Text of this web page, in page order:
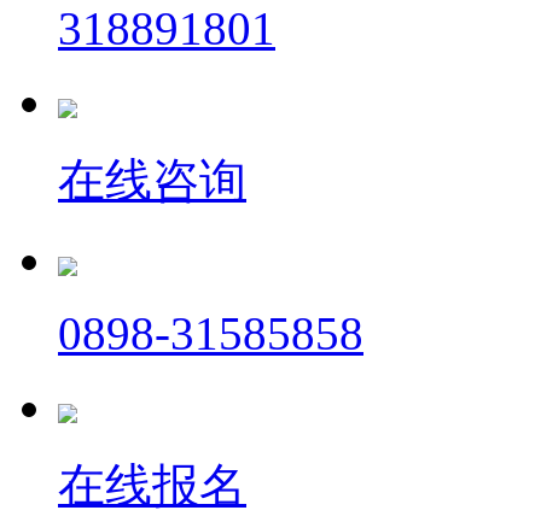
318891801
在线咨询
0898-31585858
在线报名